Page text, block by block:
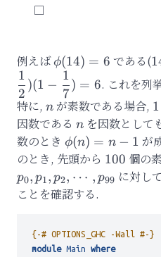
例えば\phi(14)
= 6
ϕ(14) = 6 である(
2
7
2
1
)(1 −
7
1
) = 6. これを列
特に, n
n が素数である場合, 1
1
因数である n
n を因数として
数のとき \phi(n)
= n - 1
ϕ(n) = n − 1 が
のとき, 先頭から 100
100 個の
p0, p1, p2, ⋯ , p99 に対し
ことを確認する.
{-# OPTIONS_GHC -Wall #-}
module Main where